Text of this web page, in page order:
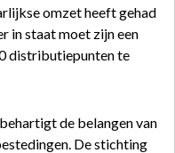
omzet heeft gehad
in staat moet zijn een
distributiepunten te
de belangen van
De stichting